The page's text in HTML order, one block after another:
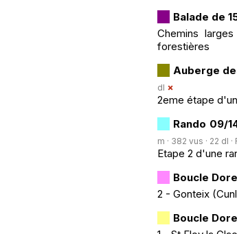
Balade de
Chemins
forestières
Auberge
dl
2eme étape
Rando 09/
m · 382 vus · 22 dl ·
Etape 2 d'une
Boucle Dore
2 - Gonteix
Boucle Dore